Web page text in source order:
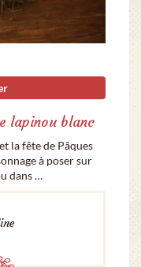
lapinou blanc
la fête de Pâques
à poser sur
dans …